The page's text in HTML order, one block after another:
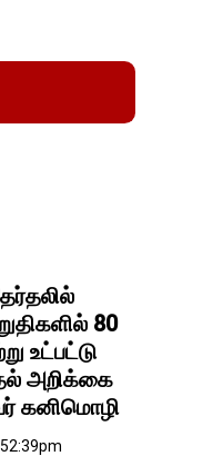
80
உட்பட்டு
அறிக்கை
கனிமொழி